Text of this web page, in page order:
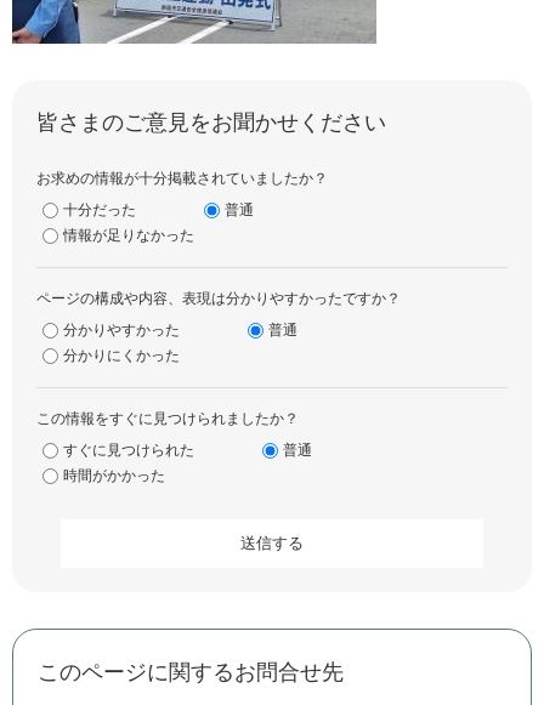
皆さまのご意見をお聞かせください
お求めの情報が十分掲載されていましたか？
十分だった
普通
情報が足りなかった
ページの構成や内容、表現は分かりやすかったですか？
分かりやすかった
普通
分かりにくかった
この情報をすぐに見つけられましたか？
すぐに見つけられた
普通
時間がかかった
このページに関するお問合せ先